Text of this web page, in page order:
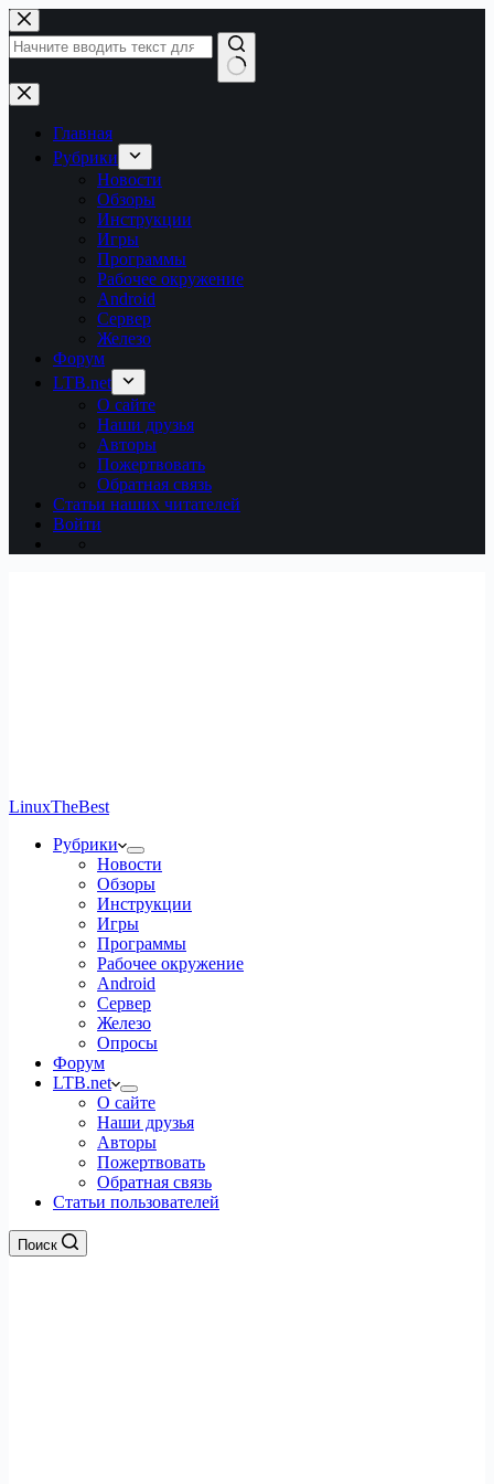
Перейти
к
сути
Ничего
не
найденоГлавная
Рубрики
Новости
Обзоры
Инструкции
Игры
Программы
Рабочее окружение
Android
Сервер
Железо
Форум
LTB.net
О сайте
Наши друзья
Авторы
Пожертвовать
Обратная связь
Статьи наших читателей
Войти
LinuxTheBest
Рубрики
Новости
Обзоры
Инструкции
Игры
Программы
Рабочее окружение
Android
Сервер
Железо
Опросы
Форум
LTB.net
О сайте
Наши друзья
Авторы
Пожертвовать
Обратная связь
Статьи пользователей
Поиск